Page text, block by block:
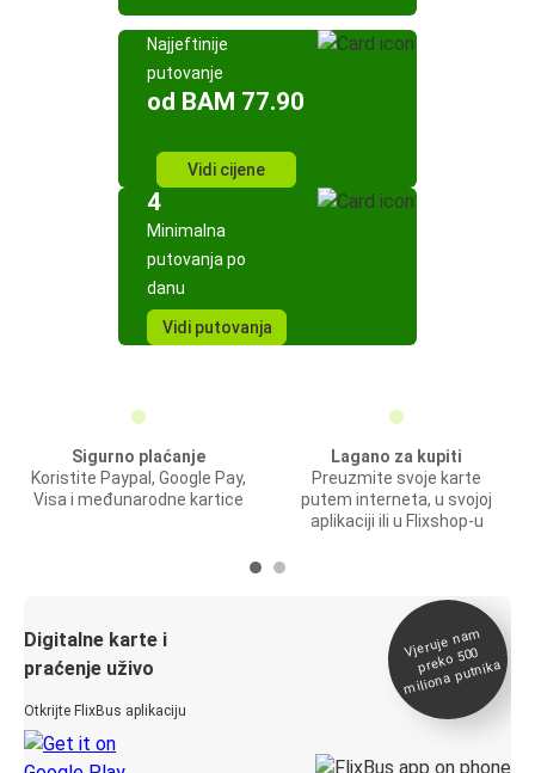
Najjeftinije
putovanje
od BAM 77.90
Vidi cijene
4
Minimalna
putovanja po
danu
Vidi putovanja
Sigurno plaćanje
Koristite Paypal, Google Pay,
Visa i međunarodne kartice
Lagano za kupiti
Preuzmite svoje karte
putem interneta, u svojoj
aplikaciji ili u Flixshop-u
Digitalne karte i
praćenje uživo
Otkrijte FlixBus aplikaciju
Vjeruje na
m
preko 500
miliona putnika